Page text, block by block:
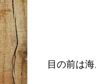
目の前は